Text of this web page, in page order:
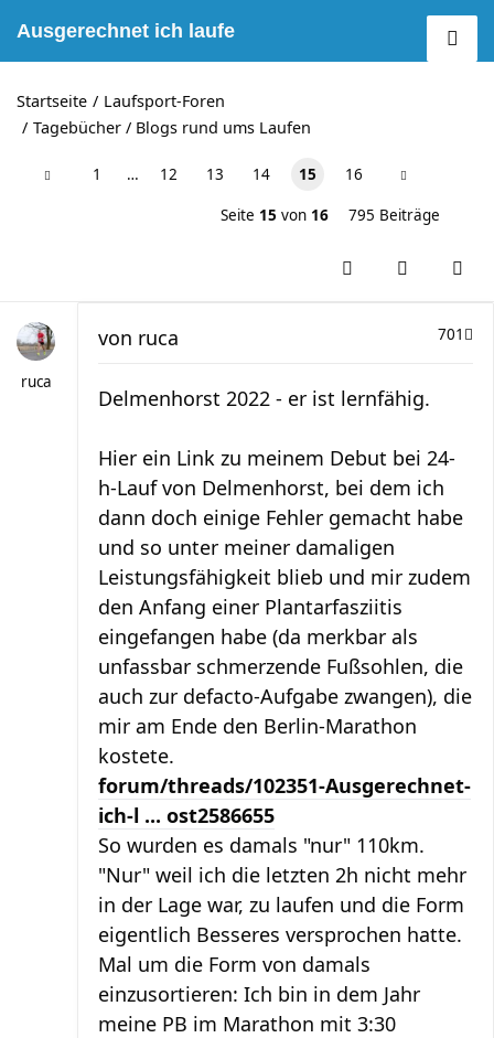
Ausgerechnet ich laufe
Startseite
Laufsport-Foren
Tagebücher / Blogs rund ums Laufen
1 … 12 13 14 15 16
Seite 15 von 16 795 Beiträge
ruca
701
von ruca
Delmenhorst 2022 - er ist lernfähig.
Hier ein Link zu meinem Debut bei 24-
h-Lauf von Delmenhorst, bei dem ich
dann doch einige Fehler gemacht habe
und so unter meiner damaligen
Leistungsfähigkeit blieb und mir zudem
den Anfang einer Plantarfasziitis
eingefangen habe (da merkbar als
unfassbar schmerzende Fußsohlen, die
auch zur defacto-Aufgabe zwangen), die
mir am Ende den Berlin-Marathon
kostete.
forum/threads/102351-Ausgerechnet-
ich-l ... ost2586655
So wurden es damals "nur" 110km.
"Nur" weil ich die letzten 2h nicht mehr
in der Lage war, zu laufen und die Form
eigentlich Besseres versprochen hatte.
Mal um die Form von damals
einzusortieren: Ich bin in dem Jahr
meine PB im Marathon mit 3:30